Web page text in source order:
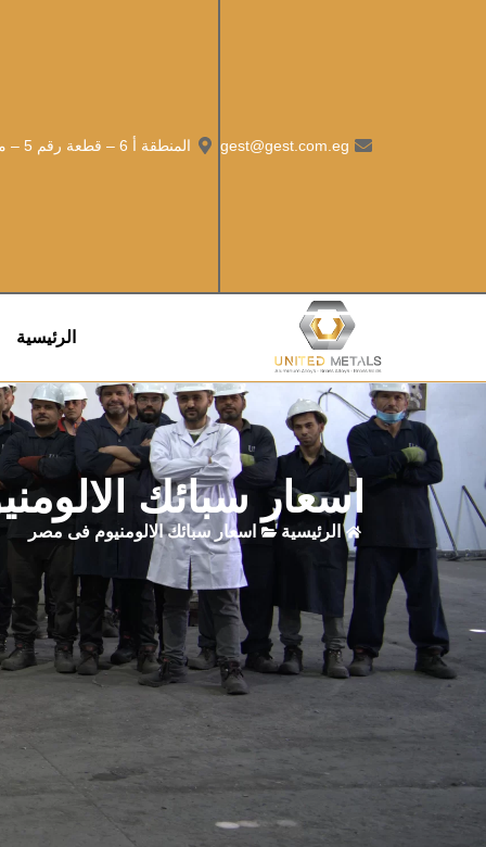
gest@gest.com.eg المنطقة أ 6 – قطعة رقم 5 – مدينة العاشر من رمضان – مصر
الرئيسية
اسعار سبائك
الرئيسية اسعار سبائك الالومنيوم فى مصر